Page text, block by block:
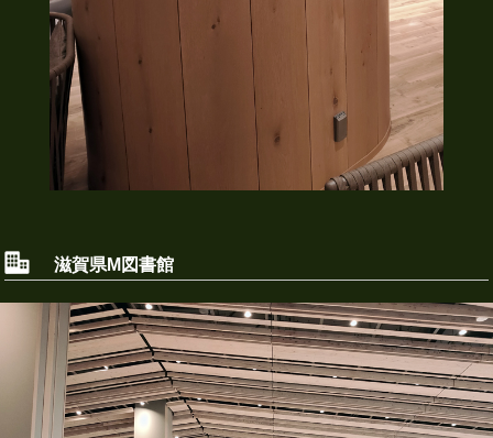
滋賀県M図書館